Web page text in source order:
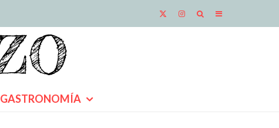
GASTRONOMÍA